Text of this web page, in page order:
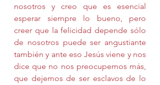
nosotros y creo que es esencial
esperar siempre lo bueno, pero
creer que la felicidad depende sólo
de nosotros puede ser angustiante
también y ante eso Jesús viene y nos
dice que no nos preocupemos más,
que dejemos de ser esclavos de lo